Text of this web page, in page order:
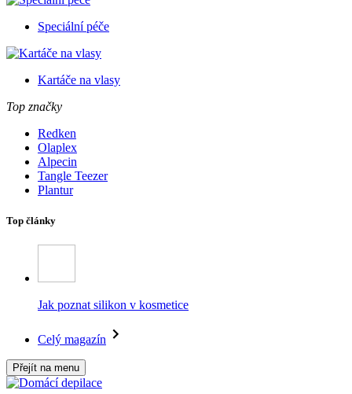
Speciální péče
Kartáče na vlasy
Top značky
Redken
Olaplex
Alpecin
Tangle Teezer
Plantur
Top články
Jak poznat silikon v kosmetice
Celý magazín
Přejít na menu